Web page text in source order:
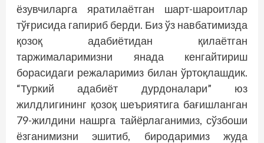
ёзувчиларга яратилаётган шарт-шароитлар
тўғрисида гапириб берди. Биз ўз навбатимизда
қозоқ адабиётидан қилаётган
таржималаримизни янада кенгайтириш
борасидаги режаларимиз билан ўртоқлашдик.
“Туркий адабиёт дурдоналари” юз
жилдлигининг қозоқ шеъриятига бағишланган
79-жилдини нашрга тайёрлаганимиз, сўзбоши
ёзганимизни эшитиб, биродаримиз жуда